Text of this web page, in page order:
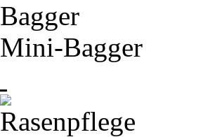
Mini-Bagger